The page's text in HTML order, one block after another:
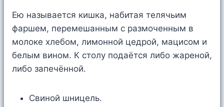
Ею называется кишка, набитая телячьим
фаршем, перемешанным с размоченным в
молоке хлебом, лимонной цедрой, мацисом и
белым вином. К столу подаётся либо жареной,
либо запечённой.
Свиной шницель.